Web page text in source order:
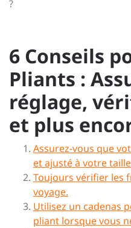
?
6 Conseils
Pliants :
réglage,
et plus
Assurez-vous que
et ajusté à votre
Toujours vérifier les
voyage.
Utilisez un cadenas
pliant lorsque vous